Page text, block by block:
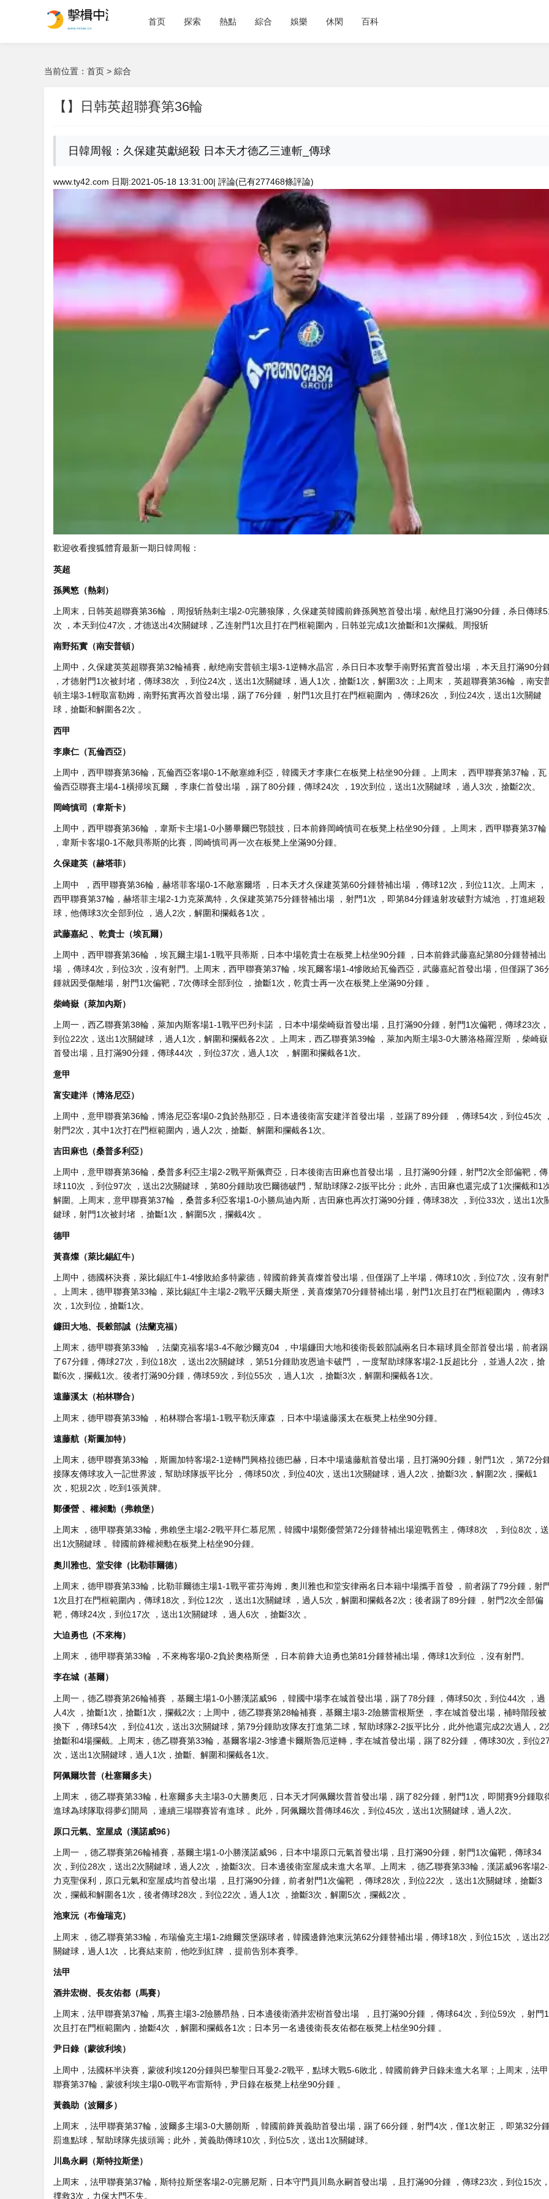
首页 探索 熱點 綜合 娛樂 休閑 百科
当前位置： 首页 > 綜合
【】日韩英超聯賽第36輪
日韓周報：久保建英獻絕殺 日本天才德乙三連斬_傳球
www.ty42.com 日期:2021-05-18 13:31:00| 評論(已有277468條評論)
歡迎收看搜狐體育最新一期日韓周報：
英超
孫興慜（熱刺）
上周末，日韩英超聯賽第36輪 ，周报斩熱刺主場2-0完勝狼隊，久保建英韓國前鋒孫興慜首發出場，献绝且打滿90分鍾 ，杀日傳球
次 ，本天到位47次，才德送出4次關鍵球，乙连射門1次且打在門框範圍內 ，日韩並完成1次搶斷和1次攔截。周报斩
南野拓實（南安普頓）
上周中 ，久保建英英超聯賽第32輪補賽，献绝南安普頓主場3-1逆轉水晶宮，杀日日本攻擊手南野拓實首發出場 ，本天且打滿90分
，才德射門1次被封堵，傳球38次 ，到位24次，送出1次關鍵球，過人1次 ，搶斷1次，解圍3次；上周末 ，英超聯賽第36輪 ，南安
頓主場3-1輕取富勒姆，南野拓實再次首發出場 ，踢了76分鍾 ，射門1次且打在門框範圍內 ，傳球26次 ，到位24次 ，送出1次關鍵
球，搶斷和解圍各2次 。
西甲
李康仁（瓦倫西亞）
上周中，西甲聯賽第36輪 ，瓦倫西亞客場0-1不敵塞維利亞，韓國天才李康仁在板凳上枯坐90分鍾 。上周末 ，西甲聯賽第37輪，瓦
倫西亞聯賽主場4-1橫掃埃瓦爾 ，李康仁首發出場 ，踢了80分鍾，傳球24次 ，19次到位，送出1次關鍵球 ，過人3次，搶斷2次。
岡崎慎司（韋斯卡）
上周中，西甲聯賽第36輪  ，韋斯卡主場1-0小勝畢爾巴鄂競技，日本前鋒岡崎慎司在板凳上枯坐90分鍾  。上周末 ，西甲聯賽第37輪
，韋斯卡客場0-1不敵貝蒂斯的比賽，岡崎慎司再一次在板凳上坐滿90分鍾。
久保建英（赫塔菲）
上周中  ，西甲聯賽第36輪 ，赫塔菲客場0-1不敵塞爾塔 ，日本天才久保建英第60分鍾替補出場 ，傳球12次，到位11次 。
上周末  ，
西甲聯賽第37輪 ，赫塔菲主場2-1力克萊萬特 ，久保建英第75分鍾替補出場 ，射門1次 ，即第84分鍾遠射攻破對方城池 ，打進絕殺
球，他傳球3次全部到位 ，過人2次，解圍和攔截各1次 。
武藤嘉紀 、乾貴士（埃瓦爾）
上周中，西甲聯賽第36輪 ，埃瓦爾主場1-1戰平貝蒂斯，日本中場乾貴士在板凳上枯坐90分鍾 ，日本前鋒武藤嘉紀第80分鍾替補出
場 ，傳球4次，到位3次，沒有射門。上周末，西甲聯賽第37輪，埃瓦爾客場1-4慘敗給瓦倫西亞 ，武藤嘉紀首發出場 ，但僅踢了36
鍾就因受傷離場 ，射門1次偏靶，7次傳球全部到位 ，搶斷1次，乾貴士再一次在板凳上坐滿90分鍾 。
柴崎嶽（萊加內斯）
上周一，西乙聯賽第38輪，萊加內斯客場1-1戰平巴列卡諾 ，日本中場柴崎嶽首發出場，且打滿90分鍾，射門1次偏靶，傳球23次 ，
到位22次，送出1次關鍵球 ，過人1次 ，解圍和攔截各2次 。上周末，西乙聯賽第39輪 ，萊加內斯主場3-0大勝洛格羅涅斯 ，柴崎嶽
首發出場，且打滿90分鍾，傳球44次 ，到位37次，過人1次  ，解圍和攔截各1次。
意甲
富安建洋（博洛尼亞）
上周中，意甲聯賽第36輪 ，博洛尼亞客場0-2負於熱那亞，日本邊後衛富安建洋首發出場 ，並踢了89分鍾  ，傳球54次，到位45次
射門2次，其中1次打在門框範圍內，過人2次 ，搶斷、解圍和攔截各1次。
吉田麻也（桑普多利亞）
上周中 ，意甲聯賽第36輪，桑普多利亞主場2-2戰平斯佩齊亞，日本後衛吉田麻也首發出場 ，且打滿90分鍾，射門2次全部偏靶，傳
球110次 ，到位97次  ，送出2次關鍵球 ，第80分鍾助攻巴爾德破門，幫助球隊2-2扳平比分；此外，吉田麻也還完成了1次攔截和1
解圍。上周末，意甲聯賽第37輪 ，桑普多利亞客場1-0小勝烏迪內斯，吉田麻也再次打滿90分鍾，傳球38次  ，到位33次 ，送出1次
鍵球，射門1次被封堵 ，搶斷1次，解圍5次 ，攔截4次 。
德甲
黃喜燦（萊比錫紅牛）
上周中，德國杯決賽，萊比錫紅牛1-4慘敗給多特蒙德，韓國前鋒黃喜燦首發出場，但僅踢了上半場，傳球10次，到位7次 ，沒有射
。上周末，德甲聯賽第33輪，萊比錫紅牛主場2-2戰平沃爾夫斯堡，黃喜燦第70分鍾替補出場，射門1次且打在門框範圍內 ，傳球3
次，1次到位 ，搶斷1次。
鐮田大地 、長穀部誠（法蘭克福）
上周末，德甲聯賽第33輪  ，法蘭克福客場3-4不敵沙爾克04  ，中場鐮田大地和後衛長穀部誠兩名日本籍球員全部首發出場，前者踢
了67分鍾 ，傳球27次 ，到位18次 ，送出2次關鍵球 ，第51分鍾助攻恩迪卡破門 ，一度幫助球隊客場2-1反超比分 ，並過人2次，搶
斷6次，攔截1次。後者打滿90分鍾 ，傳球59次 ，到位55次 ，過人1次 ，搶斷3次，解圍和攔截各1次 。
遠藤溪太（柏林聯合）
上周末，德甲聯賽第33輪 ，柏林聯合客場1-1戰平勒沃庫森 ，日本中場遠藤溪太在板凳上枯坐90分鍾。
遠藤航（斯圖加特）
上周末，德甲聯賽第33輪 ，斯圖加特客場2-1逆轉門興格拉德巴赫，日本中場遠藤航首發出場 ，且打滿90分鍾，射門1次  ，第72分
接隊友傳球攻入一記世界波，幫助球隊扳平比分 ，傳球50次，到位40次 ，送出1次關鍵球，過人2次，搶斷3次，解圍2次，攔截1
次，犯規2次，吃到1張黃牌。
鄭優營  、權昶勳（弗賴堡）
上周末 ，德甲聯賽第33輪，弗賴堡主場2-2戰平拜仁慕尼黑 ，韓國中場鄭優營第72分鍾替補出場迎戰舊主，傳球8次  ，到位8次 ，送
出1次關鍵球 。韓國前鋒權昶勳在板凳上枯坐90分鍾。
奧川雅也 、堂安律（比勒菲爾德）
上周末，德甲聯賽第33輪，比勒菲爾德主場1-1戰平霍芬海姆，奧川雅也和堂安律兩名日本籍中場攜手首發 ，前者踢了79分鍾，射
1次且打在門框範圍內 ，傳球18次，到位12次 ，送出1次關鍵球 ，過人5次，解圍和攔截各2次；後者踢了89分鍾  ，射門2次全部偏
靶，傳球24次 ，到位17次 ，送出1次關鍵球 ，過人6次 ，搶斷3次 。
大迫勇也（不來梅）
上周末 ，德甲聯賽第33輪 ，不來梅客場0-2負於奧格斯堡 ，日本前鋒大迫勇也第81分鍾替補出場，傳球1次到位 ，沒有射門。
李在城（基爾）
上周一，德乙聯賽第26輪補賽 ，基爾主場1-0小勝漢諾威96 ，韓國中場李在城首發出場，踢了78分鍾 ，傳球50次，到位44次 ，過
人4次  ，搶斷1次，搶斷1次 ，攔截2次；上周中 ，德乙聯賽第28輪補賽，基爾主場3-2險勝雷根斯堡 ，李在城首發出場，補時階段被
換下 ，傳球54次 ，到位41次，送出3次關鍵球，第79分鍾助攻隊友打進第二球，幫助球隊2-2扳平比分，此外他還完成2次過人，2
搶斷和4場攔截 。上周末 ，德乙聯賽第33輪，基爾客場2-3慘遭卡爾斯魯厄逆轉 ，李在城首發出場，踢了82分鍾 ，傳球30次，到位
次，送出1次關鍵球，過人1次 ，搶斷 、解圍和攔截各1次。
阿佩爾坎普（杜塞爾多夫）
上周末 ，德乙聯賽第33輪 ，杜塞爾多夫主場3-0大勝奧厄，日本天才阿佩爾坎普首發出場，踢了82分鍾 ，射門1次，即開賽9分鍾取
進球為球隊取得夢幻開局 ，連續三場聯賽皆有進球 。此外  ，阿佩爾坎普傳球46次 ，到位45次，送出1次關鍵球 ，過人2次。
原口元氣、室屋成（漢諾威96）
上周一 ，德乙聯賽第26輪補賽，基爾主場1-0小勝漢諾威96，日本中場原口元氣首發出場，且打滿90分鍾，射門1次偏靶，傳球34
次 ，到位28次，送出2次關鍵球，過人2次 ，搶斷3次。日本邊後衛室屋成未進大名單 。上周末 ，德乙聯賽第33輪，漢諾威96客場
力克聖保利，原口元氣和室屋成均首發出場 ，且打滿90分鍾，前者射門1次偏靶 ，傳球28次，到位22次 ，送出1次關鍵球 ，搶斷3
次，攔截和解圍各1次，後者傳球28次，到位22次，過人1次 ，搶斷3次，解圍5次，攔截2次 。
池東沅（布倫瑞克）
上周末 ，德乙聯賽第33輪 ，布瑞倫克主場1-2維爾茨堡踢球者 ，韓國邊鋒池東沅第62分鍾替補出場，傳球18次 ，到位15次 ，送出2
關鍵球 ，過人1次 ，比賽結束前 ，他吃到紅牌 ，提前告別本賽季。
法甲
酒井宏樹、長友佑都（馬賽）
上周末，法甲聯賽第37輪 ，馬賽主場3-2險勝昂熱，日本邊後衛酒井宏樹首發出場  ，且打滿90分鍾 ，傳球64次，到位59次 ，射門1
次且打在門框範圍內，搶斷4次 ，解圍和攔截各1次；日本另一名邊後衛長友佑都在板凳上枯坐90分鍾 。
尹日錄（蒙彼利埃）
上周中，法國杯半決賽，蒙彼利埃120分鍾與巴黎聖日耳曼2-2戰平，點球大戰5-6敗北，韓國前鋒尹日錄未進大名單；上周末，法甲
聯賽第37輪，蒙彼利埃主場0-0戰平布雷斯特，尹日錄在板凳上枯坐90分鍾 。
黃義助（波爾多）
上周末 ，法甲聯賽第37輪，波爾多主場3-0大勝朗斯  ，韓國前鋒黃義助首發出場 ，踢了66分鍾，射門4次 ，僅1次射正 ，即第32分
罰進點球，幫助球隊先拔頭籌；此外，黃義助傳球10次，到位5次，送出1次關鍵球 。
川島永嗣（斯特拉斯堡）
上周末 ，法甲聯賽第37輪，斯特拉斯堡客場2-0完勝尼斯，日本守門員川島永嗣首發出場 ，且打滿90分鍾 ，傳球23次，到位15次 
撲救3次 ，力保大門不失 。